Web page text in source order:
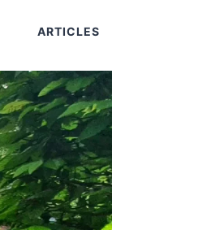
ARTICLES